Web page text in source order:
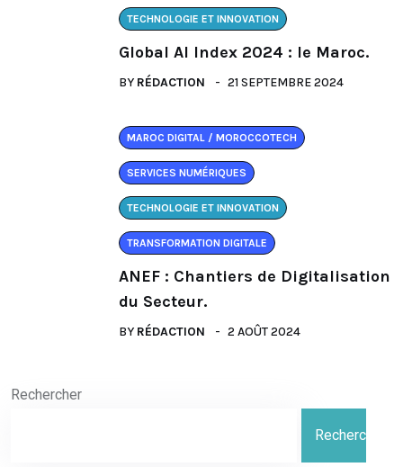
TECHNOLOGIE ET INNOVATION
Global AI Index 2024 : le Maroc.
BY RÉDACTION 21 SEPTEMBRE 2024
MAROC DIGITAL / MOROCCOTECH
SERVICES NUMÉRIQUES
TECHNOLOGIE ET INNOVATION
TRANSFORMATION DIGITALE
ANEF : Chantiers de Digitalisation
du Secteur.
BY RÉDACTION 2 AOÛT 2024
Rechercher
Rechercher